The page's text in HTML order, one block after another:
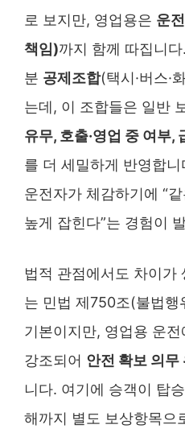
로 보지만, 영업용은 운
책임)까지 함께 따집니
분 공제조합(택시·버스·
는데, 이 조합들은 일반
유무, 호출·영업 중 여부,
를 더 세밀하게 반영합
운전자가 체감하기에 “
높게 잡힌다”는 경험이
법적 관점에서도 차이가
는 민법 제750조(불법행
기본이지만, 영업용 운
강조되어 안전 확보 의무
니다. 여기에 승객이 탑
해까지 별도 보상항목으